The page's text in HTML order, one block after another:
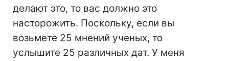
делают это, то вас должно это
насторожить. Поскольку, если вы
возьмете 25 мнений ученых, то
услышите 25 различных дат. У меня